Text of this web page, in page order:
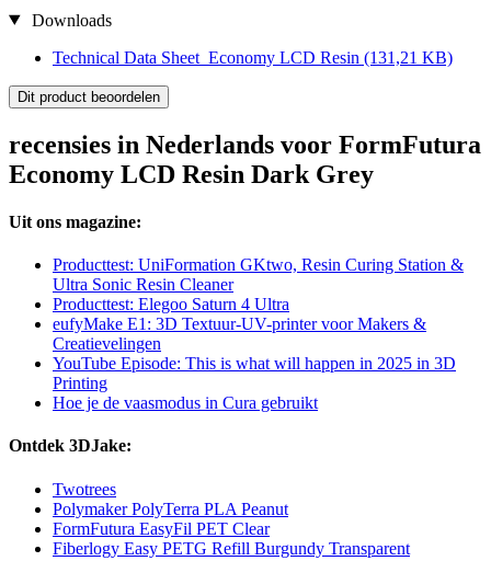
Downloads
Technical Data Sheet_Economy LCD Resin (131,21 KB)
Dit product beoordelen
recensies in Nederlands voor FormFutura
Economy LCD Resin Dark Grey
Uit ons magazine:
Producttest: UniFormation GKtwo, Resin Curing Station &
Ultra Sonic Resin Cleaner
Producttest: Elegoo Saturn 4 Ultra
eufyMake E1: 3D Textuur-UV-printer voor Makers &
Creatievelingen
YouTube Episode: This is what will happen in 2025 in 3D
Printing
Hoe je de vaasmodus in Cura gebruikt
Ontdek 3DJake:
Twotrees
Polymaker PolyTerra PLA Peanut
FormFutura EasyFil PET Clear
Fiberlogy Easy PETG Refill Burgundy Transparent